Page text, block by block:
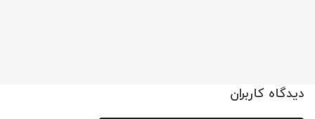
دیدگاه کاربران